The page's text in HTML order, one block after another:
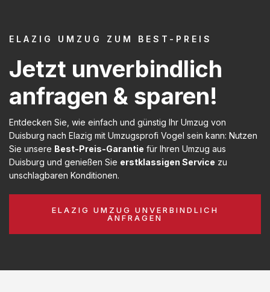
ELAZIG UMZUG ZUM BEST-PREIS
Jetzt unverbindlich
anfragen & sparen!
Entdecken Sie, wie einfach und günstig Ihr Umzug von
Duisburg nach Elazig mit Umzugsprofi Vogel sein kann: Nutzen
Sie unsere Best-Preis-Garantie für Ihren Umzug aus
Duisburg und genießen Sie erstklassigen Service zu
unschlagbaren Konditionen.
ELAZIG UMZUG UNVERBINDLICH
ANFRAGEN